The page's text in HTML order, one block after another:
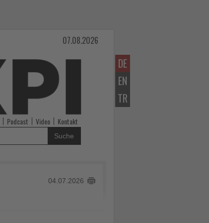
DE
EN
TR
07.08.2026
Podcast Video Kontakt
Suche
04.07.2026